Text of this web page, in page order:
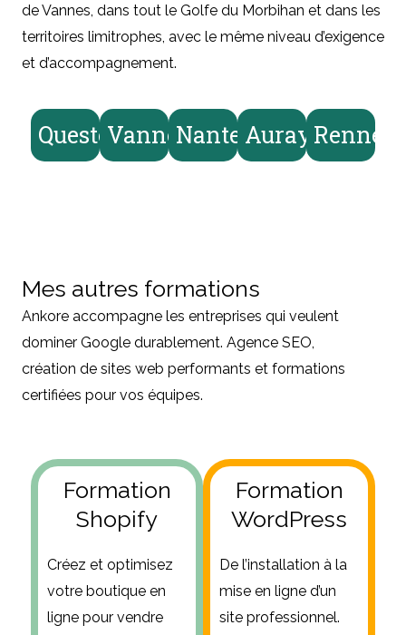
de Vannes, dans tout le Golfe du Morbihan et dans les
territoires limitrophes, avec le même niveau d’exigence
et d’accompagnement.
Questembert
VannesNantesAuray Rennes
Mes autres formations
Ankore accompagne les entreprises qui veulent
dominer Google durablement. Agence SEO,
création de sites web performants et formations
certifiées pour vos équipes.
Formation
Shopify
Créez et optimisez
votre boutique en
ligne pour vendre
Formation
WordPress
De l’installation à la
mise en ligne d’un
site professionnel.